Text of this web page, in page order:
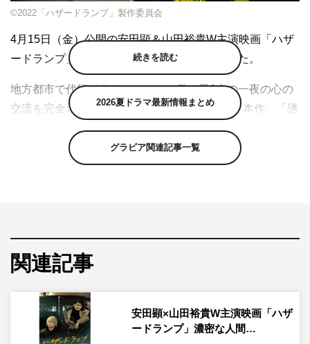
©2022「ハザードランプ」製作委員会
4月15日（金）公開の安田顕＆山田裕貴W主演映画「ハザ
ードランプ」より、シーン写真6点が解禁された。
地方都市で代行ドライバーとして働く男2人の一夜の心の
交流を完全オリジナルストーリーとして描いた本作。「誘
拐ラプソディー」（2010）、「捨てがたき人々」
（2014）などで注目を浴び、俳優としても活躍を続ける
榊英雄監督が、「アリーキャット」の脚本家・清水匡と再
地方都市で代行ドライバーとして働く須貝（安田顕）。あ
る満月の夜に、新人ドライバー・刈谷（山田裕貴）とタッ
グを組むことに。「満月の夜には何かが起こる。実際に、
女子中学生が誘拐されたのも、満月の夜だった！」。そん
な同僚の言葉を背に仕事に向かう二人だったが、さまざま
な酔客の相手をするうちに、思いもよらず過去が交錯して
続きを読む
2026夏ドラマ最新情報まとめ
グラビア関連記事一覧
関連記事
安田顕×山田裕貴W主演映画「ハザ
ードランプ」濃密な⼈間…